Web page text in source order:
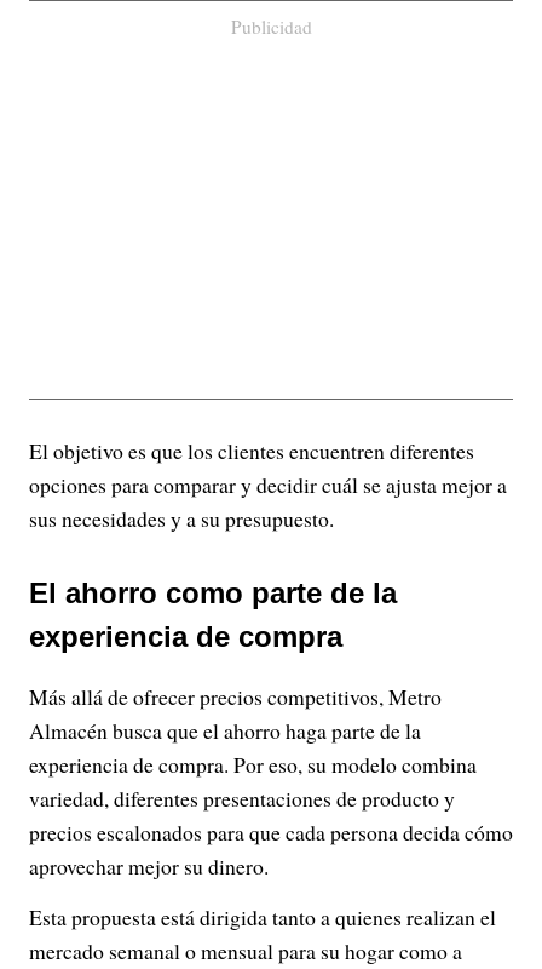
Publicidad
El objetivo es que los clientes encuentren diferentes
opciones para comparar y decidir cuál se ajusta mejor a
sus necesidades y a su presupuesto.
El ahorro como parte de la
experiencia de compra
Más allá de ofrecer precios competitivos, Metro
Almacén busca que el ahorro haga parte de la
experiencia de compra. Por eso, su modelo combina
variedad, diferentes presentaciones de producto y
precios escalonados para que cada persona decida cómo
aprovechar mejor su dinero.
Esta propuesta está dirigida tanto a quienes realizan el
mercado semanal o mensual para su hogar como a